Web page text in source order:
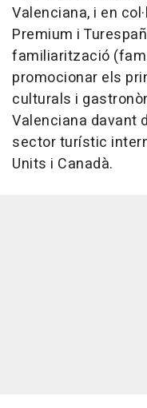
Valenciana, i en
Premium i
familiarització
promocionar els
culturals i
Valenciana davant
sector turístic
Units i Canadà.